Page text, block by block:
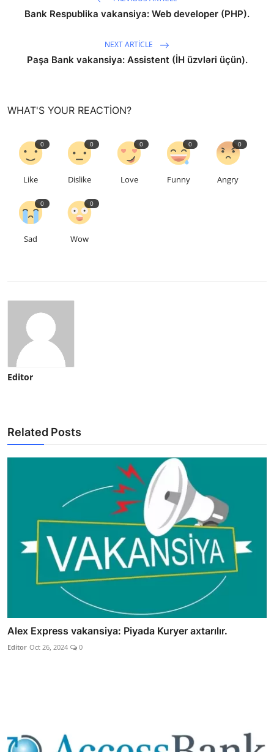
Bank Respublika vakansiya: Web developer (PHP).
NEXT ARTICLE
Paşa Bank vakansiya: Assistent (İH üzvləri üçün).
WHAT'S YOUR REACTION?
0
Like
0
Dislike
0
Love
0
Funny
0
Angry
0
Sad
0
Wow
Editor
Related Posts
Alex Express vakansiya: Piyada Kuryer axtarılır.
Editor Oct 26, 2024 0